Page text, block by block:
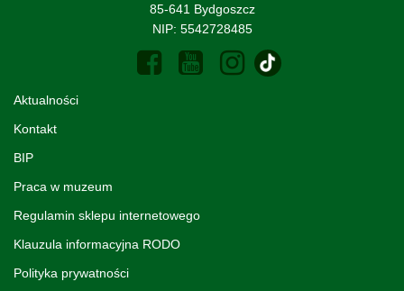
85-641 Bydgoszcz
NIP: 5542728485
Aktualności
Kontakt
BIP
Praca w muzeum
Regulamin sklepu internetowego
Klauzula informacyjna RODO
Polityka prywatności